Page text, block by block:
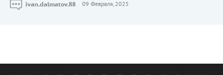
ivan.dalmatov.88
09 Февраля, 2025